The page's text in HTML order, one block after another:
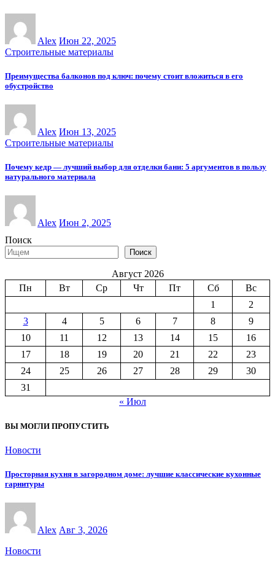
Alex Июн 22, 2025
Строительные материалы
Преимущества балконов под ключ: почему стоит вложиться в его
обустройство
Alex Июн 13, 2025
Строительные материалы
Почему кедр — лучший выбор для отделки бани: 5 аргументов в пользу
натурального материала
Alex Июн 2, 2025
Поиск
Поиск
Август 2026
Пн
Вт Ср Чт Пт Сб
Вс
1
2
3
4 5 6 7 8
9
10
11 12 13 14 15
16
17
18 19 20 21 22
23
24
25 26 27 28 29
30
31
« Июл
ВЫ МОГЛИ ПРОПУСТИТЬ
Новости
Просторная кухня в загородном доме: лучшие классические кухонные
гарнитуры
Alex Авг 3, 2026
Новости